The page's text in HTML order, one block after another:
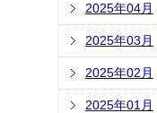
2025年04月
2025年03月
2025年02月
2025年01月